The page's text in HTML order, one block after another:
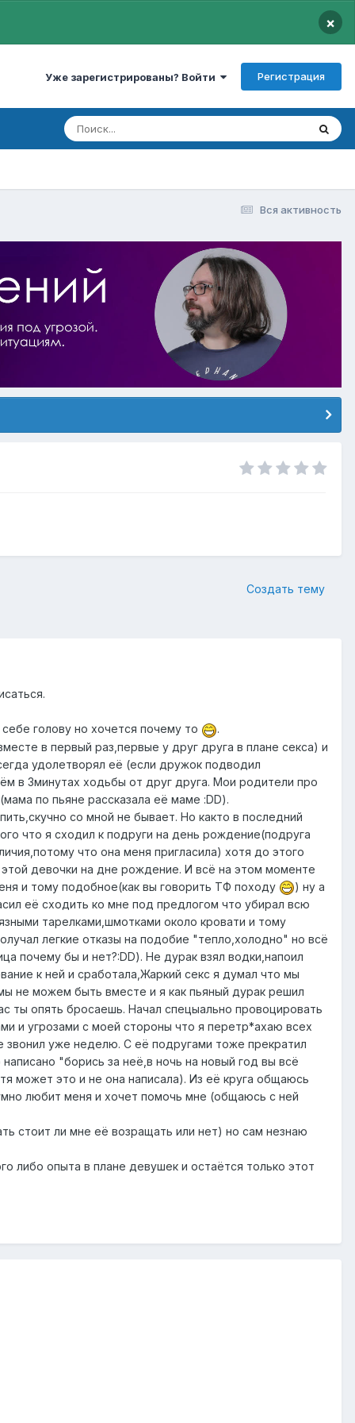
×
Уже зарегистрированы? Войти Регистрация
Вся активность
Создать тему
голову но хочется почему то
.
в первый раз,первые у друг друга в плане секса) и
удолетворял её (если дружок подводил
в 3минутах ходьбы от друг друга. Мои родители про
по пьяне рассказала её маме :DD).
со мной не бывает. Но както в последний
что я сходил к подруги на день рождение(подруга
что она меня пригласила) хотя до этого
девочки на дне рождение. И всё на этом моменте
и тому подобное(как вы говорить ТФ походу
) ну а
её сходить ко мне под предлогом что убирал всю
тарелками,шмотками около кровати и тому
легкие отказы на подобие "тепло,холодно" но всё
почему бы и нет?:DD). Не дурак взял водки,напоил
к ней и сработала,Жаркий секс я думал что мы
не можем быть вместе и я как пьяный дурак решил
ты опять бросаешь. Начал спецыально провоцировать
и угрозами с моей стороны что я перетр*ахаю всех
уже неделю. С её подругами тоже прекратил
"борись за неё,в ночь на новый год вы всё
может это и не она написала). Из её круга общаюсь
любит меня и хочет помочь мне (общаюсь с ней
стоит ли мне её возращать или нет) но сам незнаю
либо опыта в плане девушек и остаётся только этот